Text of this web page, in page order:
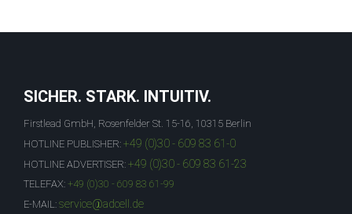
SICHER. STARK. INTUITIV.
Firstlead GmbH, Rosenfelder St. 15-16, 10315 Berlin
HOTLINE PUBLISHER: +49 (0)30 - 609 83 61-0
HOTLINE ADVERTISER: +49 (0)30 - 609 83 61-23
TELEFAX: +49 (0)30 - 609 83 61-99
E-MAIL: service@adcell.de